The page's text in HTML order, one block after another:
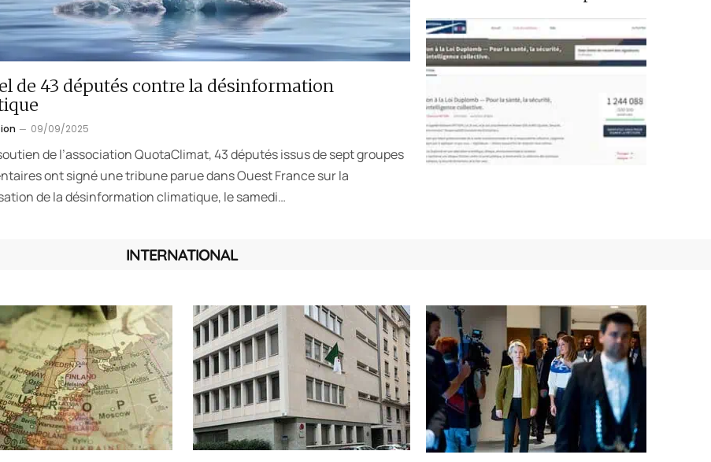
de 43 députés contre la désinformation
09/09/2025
de l’association QuotaClimat, 43 députés issus de sept groupes
ont signé une tribune parue dans Ouest France sur la
de la désinformation climatique, le samedi…
INTERNATIONAL